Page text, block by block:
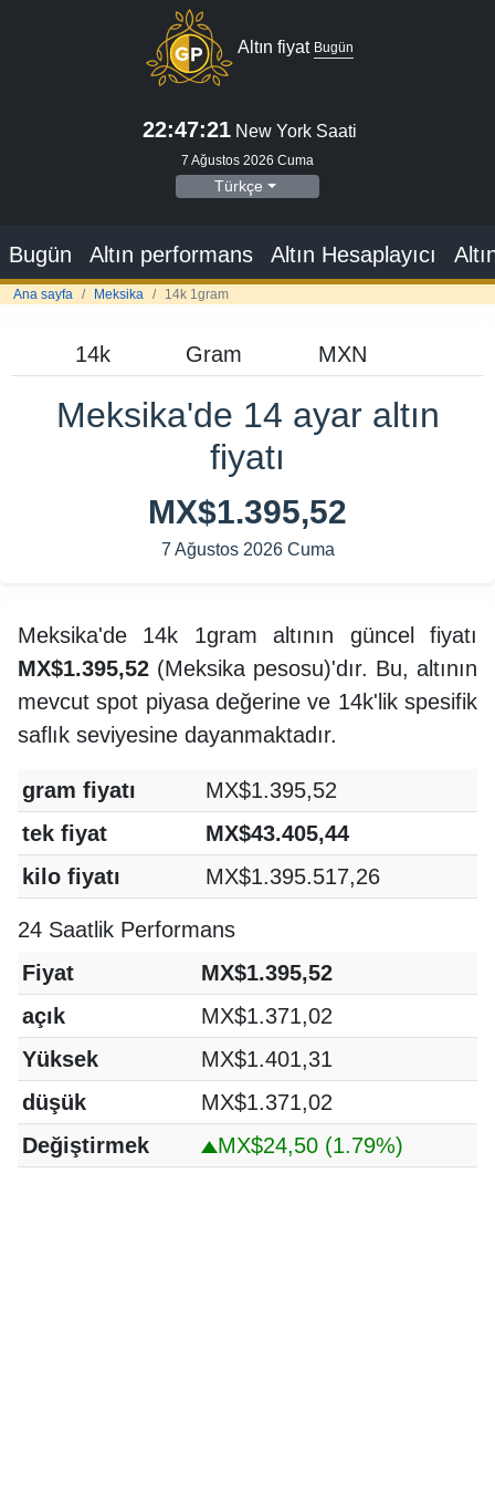
Altın fiyat Bugün
22:47:22 New York Saati
7 Ağustos 2026 Cuma
Türkçe
Bugün Altın performans Altın Hesaplayıcı
Ana sayfa Meksika 14k 1gram
Meksika'de 14 ayar altın
fiyatı
MX$1.395,52
7 Ağustos 2026 Cuma
Meksika'de 14k 1gram altının güncel fiyatı
MX$1.395,52 (Meksika pesosu)'dır. Bu, altının
mevcut spot piyasa değerine ve 14k'lik spesifik
saflık seviyesine dayanmaktadır.
gram fiyatı
MX$1.395,52
tek fiyat
MX$43.405,44
kilo fiyatı
MX$1.395.517,26
24 Saatlik Performans
Fiyat
MX$1.395,52
açık
MX$1.371,02
Yüksek
MX$1.401,31
düşük
MX$1.371,02
Değiştirmek
MX$24,50 (1.79%)